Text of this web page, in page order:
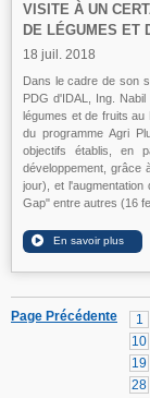
VISITE À UN
DE LÉGUMES ET
18 juil. 2018
Dans le cadre de son
PDG d'IDAL, Ing.
légumes et de fruits au
du programme Agri
objectifs établis, en
développement, grâce
jour), et l'augmentation
Gap" entre autres (16
1
10
19
28
Page Précédente